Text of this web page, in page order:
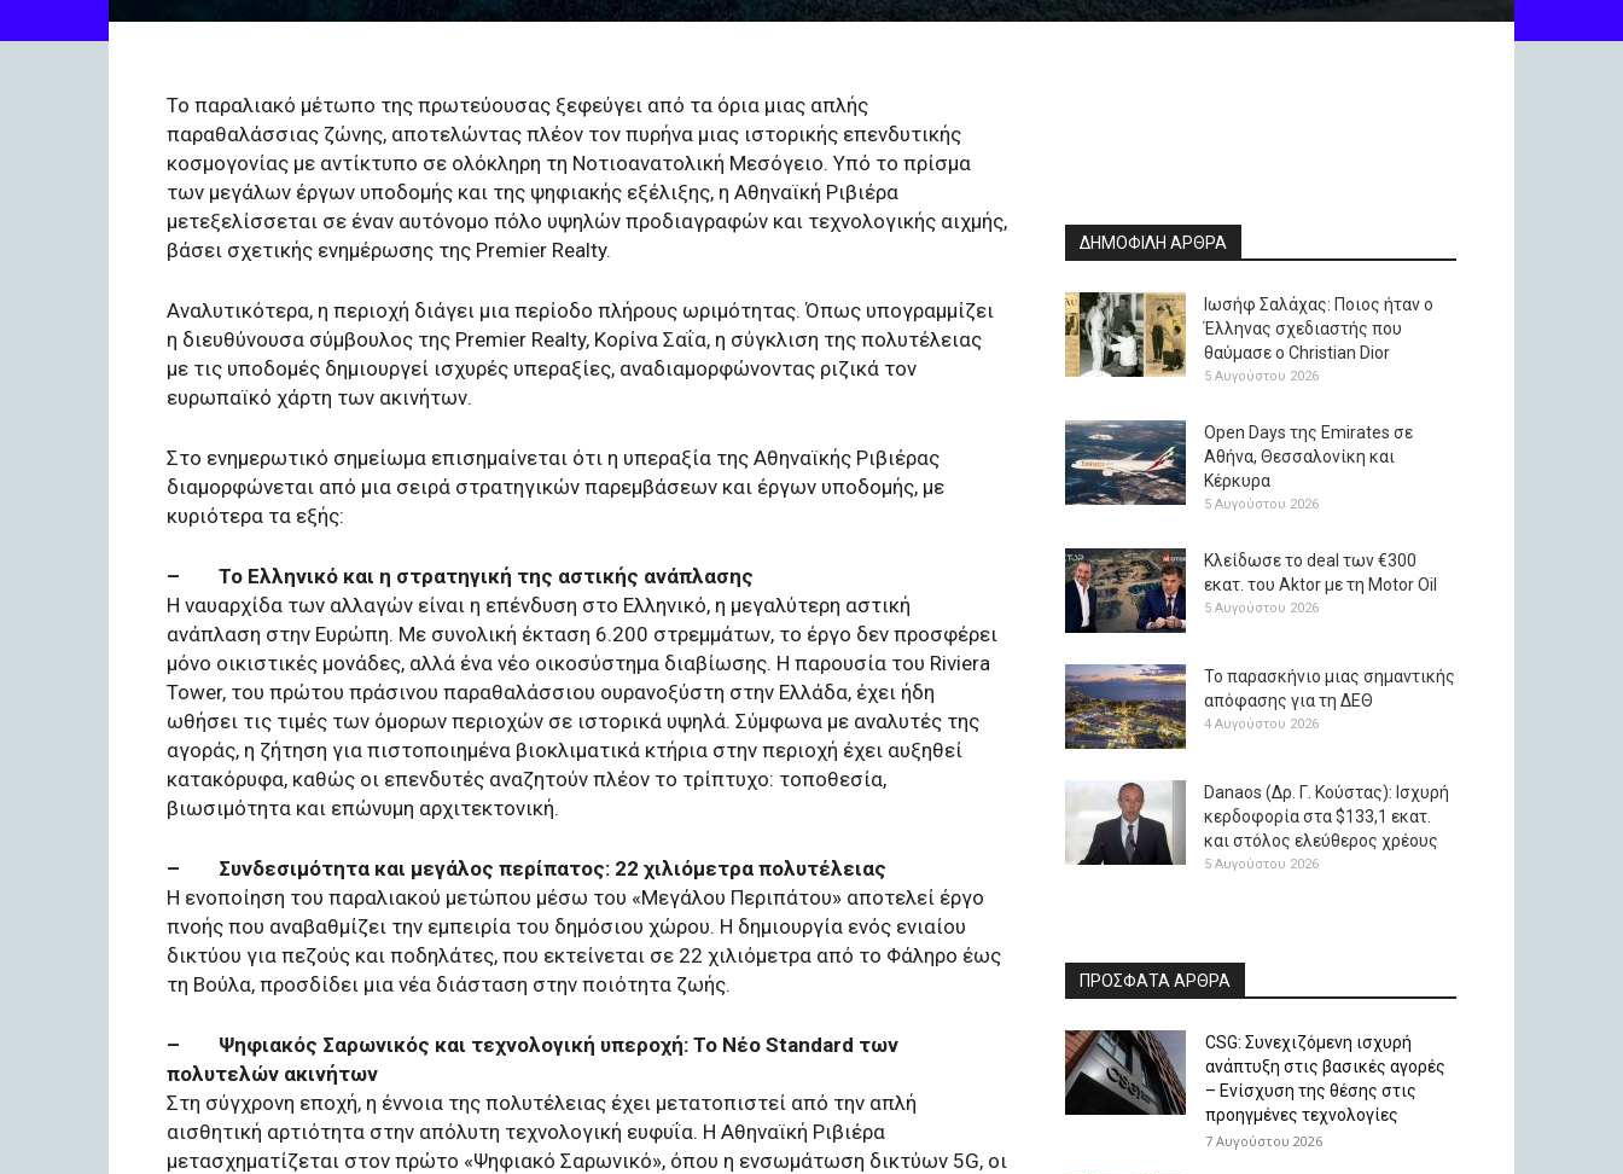
Το παραλιακό μέτωπο της πρωτεύουσας ξεφεύγει από τα όρια μιας απλής
παραθαλάσσιας ζώνης, αποτελώντας πλέον τον πυρήνα μιας ιστορικής επενδυτικής
κοσμογονίας με αντίκτυπο σε ολόκληρη τη Νοτιοανατολική Μεσόγειο. Υπό το πρίσμα
των μεγάλων έργων υποδομής και της ψηφιακής εξέλιξης, η Αθηναϊκή Ριβιέρα
μετεξελίσσεται σε έναν αυτόνομο πόλο υψηλών προδιαγραφών και τεχνολογικής αιχμής,
βάσει σχετικής ενημέρωσης της Premier Realty.
Αναλυτικότερα, η περιοχή διάγει μια περίοδο πλήρους ωριμότητας. Όπως υπογραμμίζει
η διευθύνουσα σύμβουλος της Premier Realty, Κορίνα Σαΐα, η σύγκλιση της πολυτέλειας
με τις υποδομές δημιουργεί ισχυρές υπεραξίες, αναδιαμορφώνοντας ριζικά τον
ευρωπαϊκό χάρτη των ακινήτων.
Στο ενημερωτικό σημείωμα επισημαίνεται ότι η υπεραξία της Αθηναϊκής Ριβιέρας
διαμορφώνεται από μια σειρά στρατηγικών παρεμβάσεων και έργων υποδομής, με
κυριότερα τα εξής:
– Το Ελληνικό και η στρατηγική της αστικής ανάπλασης
Η ναυαρχίδα των αλλαγών είναι η επένδυση στο Ελληνικό, η μεγαλύτερη αστική
ανάπλαση στην Ευρώπη. Με συνολική έκταση 6.200 στρεμμάτων, το έργο δεν προσφέρει
μόνο οικιστικές μονάδες, αλλά ένα νέο οικοσύστημα διαβίωσης. Η παρουσία του Riviera
Tower, του πρώτου πράσινου παραθαλάσσιου ουρανοξύστη στην Ελλάδα, έχει ήδη
ωθήσει τις τιμές των όμορων περιοχών σε ιστορικά υψηλά. Σύμφωνα με αναλυτές της
αγοράς, η ζήτηση για πιστοποιημένα βιοκλιματικά κτήρια στην περιοχή έχει αυξηθεί
κατακόρυφα, καθώς οι επενδυτές αναζητούν πλέον το τρίπτυχο: τοποθεσία,
βιωσιμότητα και επώνυμη αρχιτεκτονική.
– Συνδεσιμότητα και μεγάλος περίπατος: 22 χιλιόμετρα πολυτέλειας
Η ενοποίηση του παραλιακού μετώπου μέσω του «Μεγάλου Περιπάτου» αποτελεί έργο
πνοής που αναβαθμίζει την εμπειρία του δημόσιου χώρου. Η δημιουργία ενός ενιαίου
δικτύου για πεζούς και ποδηλάτες, που εκτείνεται σε 22 χιλιόμετρα από το Φάληρο έως
τη Βούλα, προσδίδει μια νέα διάσταση στην ποιότητα ζωής.
– Ψηφιακός Σαρωνικός και τεχνολογική υπεροχή: Το Νέο Standard των
πολυτελών ακινήτων
Στη σύγχρονη εποχή, η έννοια της πολυτέλειας έχει μετατοπιστεί από την απλή
αισθητική αρτιότητα στην απόλυτη τεχνολογική ευφυΐα. Η Αθηναϊκή Ριβιέρα
μετασχηματίζεται στον πρώτο «Ψηφιακό Σαρωνικό», όπου η ενσωμάτωση δικτύων 5G, οι
ΔΗΜΟΦΙΛΗ ΑΡΘΡΑ
Ιωσήφ Σαλάχας: Ποιος ήταν ο
Έλληνας σχεδιαστής που
θαύμασε ο Christian Dior
5 Αυγούστου 2026
Open Days της Emirates σε
Αθήνα, Θεσσαλονίκη και
Κέρκυρα
5 Αυγούστου 2026
Κλείδωσε το deal των €300
εκατ. του Aktor με τη Μotor Oil
5 Αυγούστου 2026
Το παρασκήνιο μιας σημαντικής
απόφασης για τη ΔΕΘ
4 Αυγούστου 2026
Danaos (Δρ. Γ. Κούστας): Ισχυρή
κερδοφορία στα $133,1 εκατ.
και στόλος ελεύθερος χρέους
5 Αυγούστου 2026
ΠΡΟΣΦΑΤΑ ΑΡΘΡΑ
CSG: Συνεχιζόμενη ισχυρή
ανάπτυξη στις βασικές αγορές
– Ενίσχυση της θέσης στις
προηγμένες τεχνολογίες
7 Αυγούστου 2026